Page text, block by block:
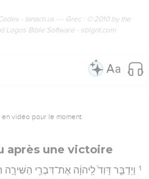
- tanach.us --- Grec : © 2010 by the
Logos Bible Software - sblgnt.com
vidéo pour le moment.
après une victoire
1 וַיְדַבֵּ֤ר דָּוִד֙ לַֽיהוָ֔ה אֶת־דִּבְרֵ֖י